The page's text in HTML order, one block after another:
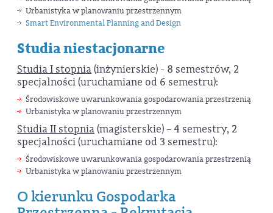
Urbanistyka w planowaniu przestrzennym
Smart Environmental Planning and Design
Studia niestacjonarne
Studia I stopnia(inżynierskie) - 8 semestrów, 2
specjalności (uruchamiane od 6 semestru):
Środowiskowe uwarunkowania gospodarowania przestrzenią
Urbanistyka w planowaniu przestrzennym
Studia II stopnia(magisterskie) – 4 semestry, 2
specjalności (uruchamiane od 3 semestru):
Środowiskowe uwarunkowania gospodarowania przestrzenią
Urbanistyka w planowaniu przestrzennym
O kierunku Gospodarka